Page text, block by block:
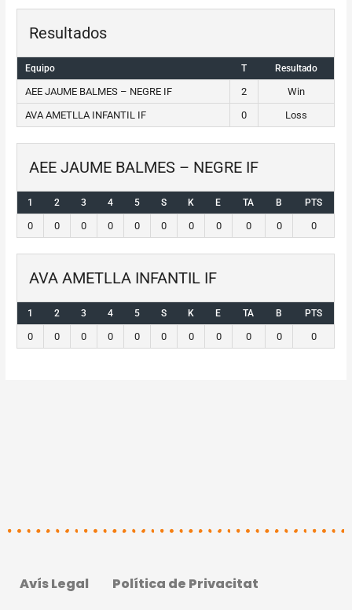
Resultados
Equipo T Resultado
AEE JAUME BALMES – NEGRE IF 2
Win
AVA AMETLLA INFANTIL IF
0 Loss
AEE JAUME BALMES – NEGRE IF
1 2 3 4 5 S K E TA B PTS
0 0 0 0 0 0 0 0 0 0 0
AVA AMETLLA INFANTIL IF
1 2 3 4 5 S K E TA B PTS
0 0 0 0 0 0 0 0 0 0 0
Avís Legal
Política de Privacitat